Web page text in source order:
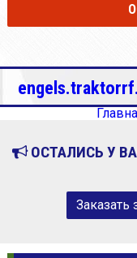
ОСТАЛИСЬ У
Заказать